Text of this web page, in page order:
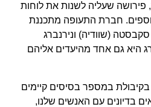
פירושה שעליה לשנות את לוחות
של יעדי קיץ 2020 נוספים. חברת התעופה מתכננת
(שוודיה) ונירנברג
2020. נירנברג היא גם אחד מהיעדים אליהם
במספר בסיסים קיימים
בדיונים עם האנשים שלנו,